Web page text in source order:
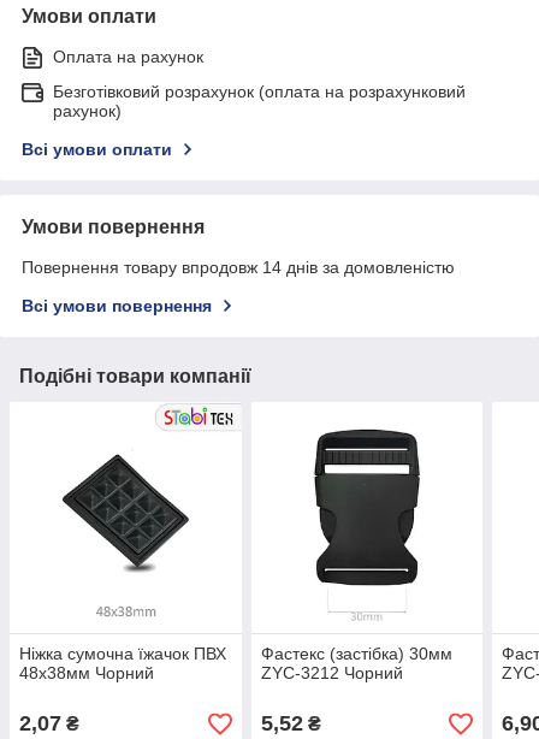
Умови оплати
Оплата на рахунок
Безготівковий розрахунок (оплата на розрахунковий
рахунок)
Всі умови оплати
Умови повернення
Повернення товару впродовж 14 днів за домовленістю
Всі умови повернення
Подібні товари компанії
Ніжка сумочна їжачок ПВХ
48х38мм Чорний
2,07 ₴
Фастекс (застібка) 30мм
ZYC-3212 Чорний
5,52₴